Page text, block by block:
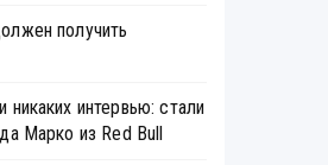
получить
интервью: стали
Марко из Red Bull